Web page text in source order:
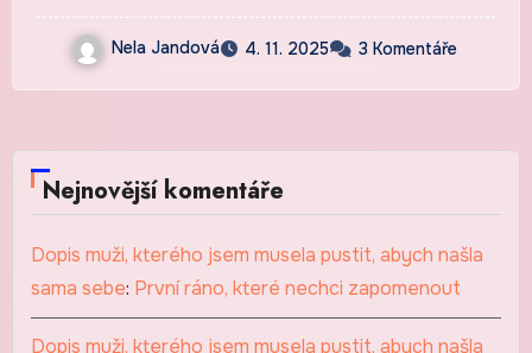
Nela Jandová 4. 11. 2025 3 Komentáře
Nejnovější komentáře
Dopis muži, kterého jsem musela pustit, abych našla
sama sebe: První ráno, které nechci zapomenout
Dopis muži, kterého jsem musela pustit, abych našla